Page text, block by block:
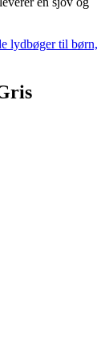
lydbøger til børn,